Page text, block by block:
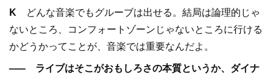
K どんな音楽でもグルーブは出せる。結局は論理的じゃ
ないところ、コンフォートゾーンじゃないところに行ける
かどうかってことが、音楽では重要なんだよ。
––– ライブはそこがおもしろさの本質というか、ダイナ